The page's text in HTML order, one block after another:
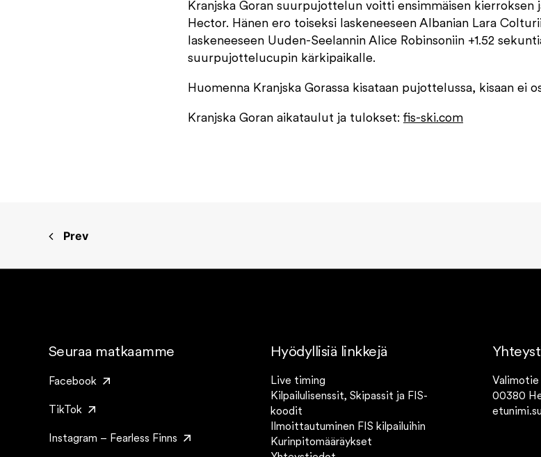
Kranjska Goran suurpujottelun voitti ensimmäisen kierroksen
Hector. Hänen ero toiseksi laskeneeseen Albanian Lara
laskeneeseen Uuden-Seelannin Alice Robinsoniin +1.52
suurpujottelucupin kärkipaikalle.
Huomenna Kranjska Gorassa kisataan pujottelussa, kisaan ei
Kranjska Goran aikataulut ja tulokset: fis-ski.com
Prev
Seuraa matkaamme
Facebook
TikTok
Instagram – Fearless Finns
Hyödyllisiä linkkejä
Live timing
Kilpailulisenssit, Skipassit ja FIS-
koodit
Ilmoittautuminen FIS kilpailuihin
Kurinpitomääräykset
Valimotie
00380